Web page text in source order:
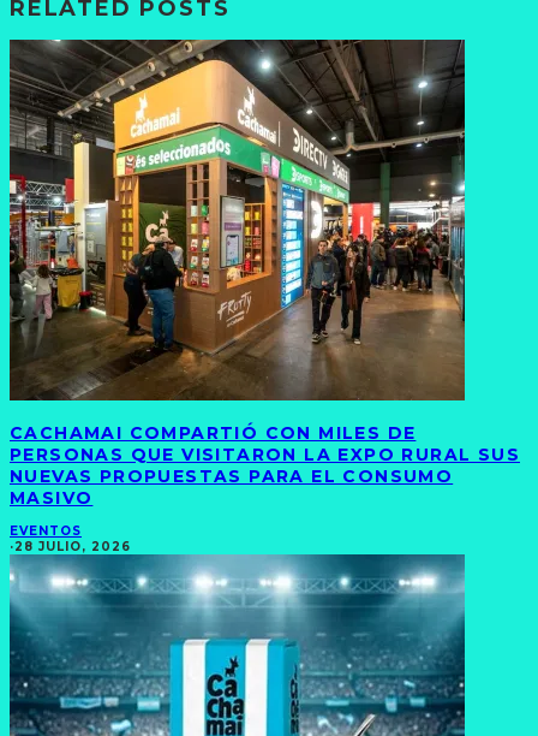
RELATED POSTS
CACHAMAI COMPARTIÓ CON MILES DE
PERSONAS QUE VISITARON LA EXPO RURAL SUS
NUEVAS PROPUESTAS PARA EL CONSUMO
MASIVO
EVENTOS
·28 JULIO, 2026